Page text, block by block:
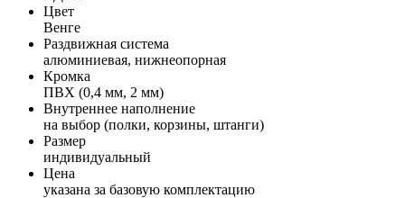
Цвет
Венге
Раздвижная система
алюминиевая, нижнеопорная
Кромка
ПВХ (0,4 мм, 2 мм)
Внутреннее наполнение
на выбор (полки, корзины, штанги)
Размер
индивидуальный
Цена
указана за базовую комплектацию